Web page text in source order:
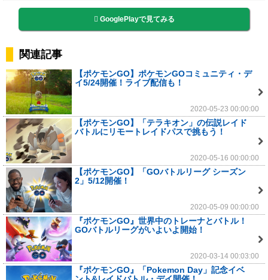
GooglePlayで見てみる
関連記事
【ポケモンGO】ポケモンGOコミュニティ・デ
イ5/24開催！ライブ配信も！
2020-05-23 00:00:00
【ポケモンGO】「テラキオン」の伝説レイド
バトルにリモートレイドパスで挑もう！
2020-05-16 00:00:00
【ポケモンGO】「GOバトルリーグ シーズン
2」5/12開催！
2020-05-09 00:00:00
『ポケモンGO』世界中のトレーナとバトル！
GOバトルリーグがいよいよ開始！
2020-03-14 00:03:00
『ポケモンGO』「Pokemon Day」記念イベ